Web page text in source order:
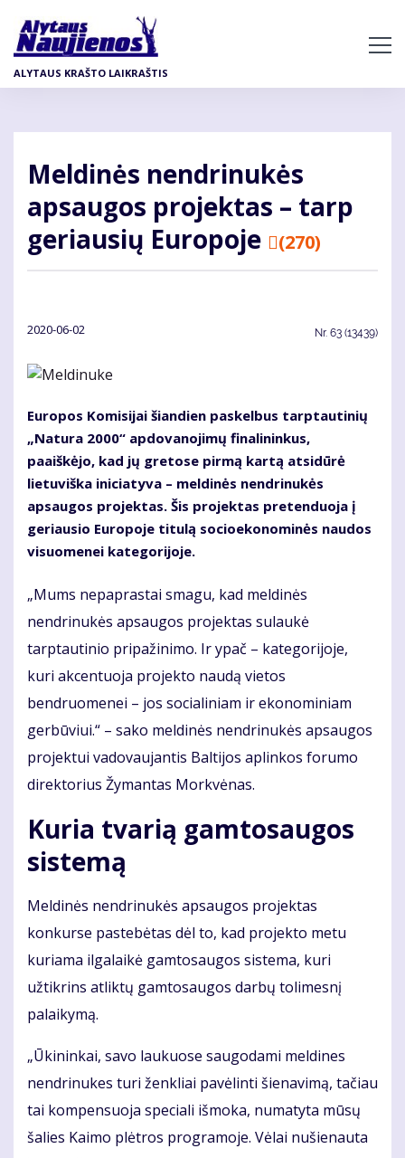
pagrindinį
turinį
ALYTAUS KRAŠTO LAIKRAŠTIS
Meldinės nendrinukės
apsaugos projektas – tarp
geriausių Europoje
(270)
2020-06-02 Nr. 63 (13439)
Europos Komisijai šiandien paskelbus tarptautinių
„Natura 2000“ apdovanojimų finalininkus,
paaiškėjo, kad jų gretose pirmą kartą atsidūrė
lietuviška iniciatyva – meldinės nendrinukės
apsaugos projektas. Šis projektas pretenduoja į
geriausio Europoje titulą socioekonominės naudos
visuomenei kategorijoje.
„Mums nepaprastai smagu, kad meldinės
nendrinukės apsaugos projektas sulaukė
tarptautinio pripažinimo. Ir ypač – kategorijoje,
kuri akcentuoja projekto naudą vietos
bendruomenei – jos socialiniam ir ekonominiam
gerbūviui.“ – sako meldinės nendrinukės apsaugos
projektui vadovaujantis Baltijos aplinkos forumo
direktorius Žymantas Morkvėnas.
Kuria tvarią gamtosaugos
sistemą
Meldinės nendrinukės apsaugos projektas
konkurse pastebėtas dėl to, kad projekto metu
kuriama ilgalaikė gamtosaugos sistema, kuri
užtikrins atliktų gamtosaugos darbų tolimesnį
palaikymą.
„Ūkininkai, savo laukuose saugodami meldines
nendrinukes turi ženkliai pavėlinti šienavimą, tačiau
tai kompensuoja speciali išmoka, numatyta mūsų
šalies Kaimo plėtros programoje. Vėlai nušienauta